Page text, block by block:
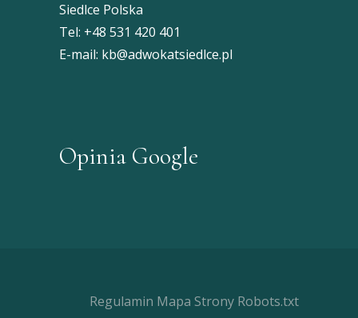
Siedlce Polska
Tel: +48 531 420 401
E-mail: kb@adwokatsiedlce.pl
Opinia Google
Regulamin Mapa Strony Robots.txt